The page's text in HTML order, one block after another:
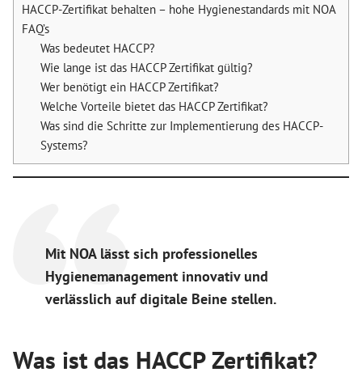
Was ist das HACCP Zertifikat?
HACCP-Zertifikat behalten – hohe Hygienestandards mit NOA
FAQ’s
Was bedeutet HACCP?
Wie lange ist das HACCP Zertifikat gültig?
Wer benötigt ein HACCP Zertifikat?
Welche Vorteile bietet das HACCP Zertifikat?
Was sind die Schritte zur Implementierung des HACCP-
Systems?
Mit NOA lässt sich professionelles
Hygienemanagement innovativ und
verlässlich auf digitale Beine stellen.